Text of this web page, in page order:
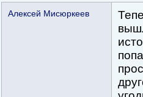
Алексей Мисюркеев